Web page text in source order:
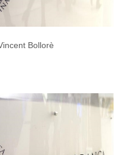
Bollorè